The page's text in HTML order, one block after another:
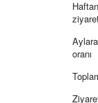
oranı